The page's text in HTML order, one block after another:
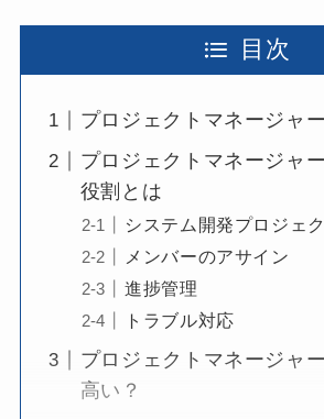
目次
プロジェクトマネージャ
プロジェクトマネージャ
役割とは
システム開発プロジェ
メンバーのアサイン
進捗管理
トラブル対応
プロジェクトマネージャ
高い？